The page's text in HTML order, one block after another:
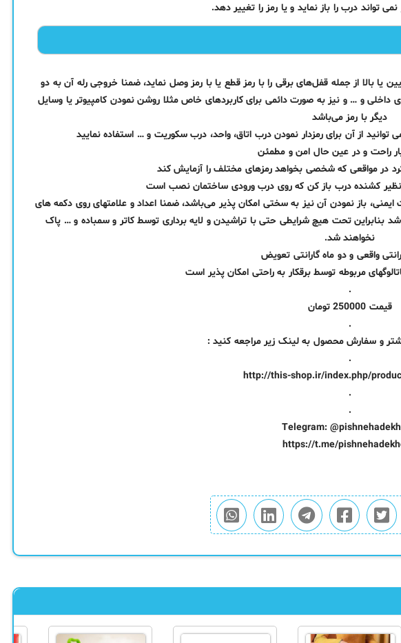
تواند درب را باز نماید و یا رمز را تغییر دهد.
یا بالا از جمله قفل‌های برقی را با رمز قطع یا با رمز وصل نماید، ضمنا خروجی رله آن به دو
و … و نیز به صورت دائمی برای کاربردهای خاص مثلا روشن نمودن کامپیوتر یا وسایل
دیگر با رمز می‌باشد
توانید از آن برای رمزدار نمودن درب اتاق، واحد، درب سکوریت و … استفاده نمایید
راحت و در عین حال امن و مطمئن
در مواقعی که شخصی بخواهد رمزهای مختلف را آزمایش کند
باز نمودن آن نیز به سختی امکان پذیر می‌باشد، ضمنا اعداد و علامتهای روی دکمه های
تحت هیچ شرایطی حتی با تراشیدن و لایه برداری توسط کاتر و سمباده و … پاک
نخواهند شد.
واقعی و دو ماه گارانتی تعویض
مربوطه توسط برقکار به راحتی امکان پذیر است
.
قیمت 250000 تومان
.
و سفارش محصول به لینک زیر مراجعه کنید :
.
http://this-shop.ir/index.php/
.
.
Telegram:
https://t.me/